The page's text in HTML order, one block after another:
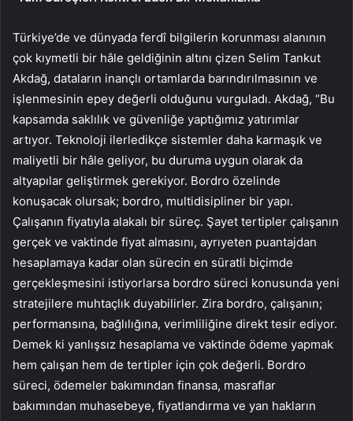
Türkiye’de ve dünyada ferdî bilgilerin korunması alanının
çok kıymetli bir hâle geldiğinin altını çizen Selim Tankut
Akdağ, dataların inançlı ortamlarda barındırılmasının ve
işlenmesinin epey değerli olduğunu vurguladı. Akdağ, “Bu
kapsamda saklılık ve güvenliğe yaptığımız yatırımlar
artıyor. Teknoloji ilerledikçe sistemler daha karmaşık ve
maliyetli bir hâle geliyor, bu duruma uygun olarak da
altyapılar geliştirmek gerekiyor. Bordro özelinde
konuşacak olursak; bordro, multidisipliner bir yapı.
Çalışanın fiyatıyla alakalı bir süreç. Şayet tertipler çalışanın
gerçek ve vaktinde fiyat almasını, ayrıyeten puantajdan
hesaplamaya kadar olan sürecin en süratli biçimde
gerçekleşmesini istiyorlarsa bordro süreci konusunda yeni
stratejilere muhtaçlık duyabilirler. Zira bordro, çalışanın;
performansına, bağlılığına, verimliliğine direkt tesir ediyor.
Demek ki yanlışsız hesaplama ve vaktinde ödeme yapmak
hem çalışan hem de tertipler için çok değerli. Bordro
süreci, ödemeler bakımından finansa, masraflar
bakımından muhasebeye, fiyatlandırma ve yan hakların